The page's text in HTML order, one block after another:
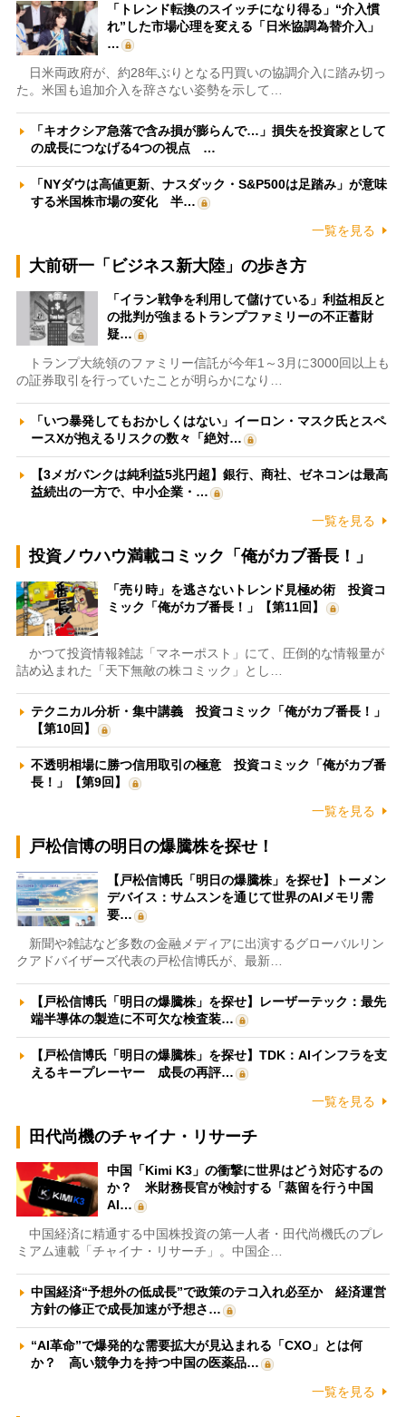
「トレンド転換のスイッチになり得る」“介入慣
れ”した市場心理を変える「日米協調為替介入」
…
日米両政府が、約28年ぶりとなる円買いの協調介入に踏み切っ
た。米国も追加介入を辞さない姿勢を示して…
「キオクシア急落で含み損が膨らんで…」損失を投資家として
の成長につなげる4つの視点 …
「NYダウは高値更新、ナスダック・S&P500は足踏み」が意味
する米国株市場の変化 半…
一覧を見る
大前研一「ビジネス新大陸」の歩き方
「イラン戦争を利用して儲けている」利益相反と
の批判が強まるトランプファミリーの不正蓄財
疑…
トランプ大統領のファミリー信託が今年1～3月に3000回以上も
の証券取引を行っていたことが明らかになり…
「いつ暴発してもおかしくはない」イーロン・マスク氏とスペ
ースXが抱えるリスクの数々「絶対…
【3メガバンクは純利益5兆円超】銀行、商社、ゼネコンは最高
益続出の一方で、中小企業・…
一覧を見る
投資ノウハウ満載コミック「俺がカブ番長！」
「売り時」を逃さないトレンド見極め術 投資コ
ミック「俺がカブ番長！」【第11回】
かつて投資情報雑誌「マネーポスト」にて、圧倒的な情報量が
詰め込まれた「天下無敵の株コミック」とし…
テクニカル分析・集中講義 投資コミック「俺がカブ番長！」
【第10回】
不透明相場に勝つ信用取引の極意 投資コミック「俺がカブ番
長！」【第9回】
一覧を見る
戸松信博の明日の爆騰株を探せ！
【戸松信博氏「明日の爆騰株」を探せ】トーメン
デバイス：サムスンを通じて世界のAIメモリ需
要…
新聞や雑誌など多数の金融メディアに出演するグローバルリン
クアドバイザーズ代表の戸松信博氏が、最新…
【戸松信博氏「明日の爆騰株」を探せ】レーザーテック：最先
端半導体の製造に不可欠な検査装…
【戸松信博氏「明日の爆騰株」を探せ】TDK：AIインフラを支
えるキープレーヤー 成長の再評…
一覧を見る
田代尚機のチャイナ・リサーチ
中国「Kimi K3」の衝撃に世界はどう対応するの
か？ 米財務長官が検討する「蒸留を行う中国
AI…
中国経済に精通する中国株投資の第一人者・田代尚機氏のプレ
ミアム連載「チャイナ・リサーチ」。中国企…
中国経済“予想外の低成長”で政策のテコ入れ必至か 経済運営
方針の修正で成長加速が予想さ…
“AI革命”で爆発的な需要拡大が見込まれる「CXO」とは何
か？ 高い競争力を持つ中国の医薬品…
一覧を見る